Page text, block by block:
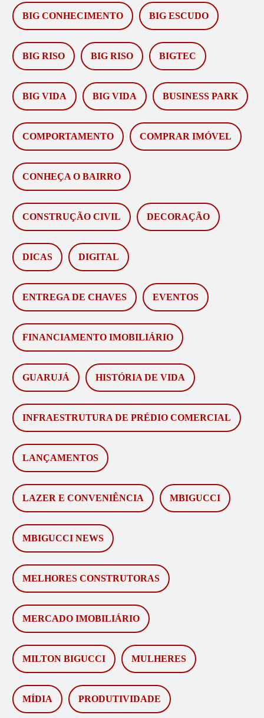
BIG CONHECIMENTO BIG ESCUDO
BIG RISO BIG RISO BIGTEC
BIG VIDA BIG VIDA BUSINESS PARK
COMPORTAMENTO COMPRAR IMÓVEL
CONHEÇA O BAIRRO
CONSTRUÇÃO CIVIL DECORAÇÃO
DICAS DIGITAL
ENTREGA DE CHAVES EVENTOS
FINANCIAMENTO IMOBILIÁRIO
GUARUJÁ HISTÓRIA DE VIDA
INFRAESTRUTURA DE PRÉDIO COMERCIAL
LANÇAMENTOS
LAZER E CONVENIÊNCIA MBIGUCCI
MBIGUCCI NEWS
MELHORES CONSTRUTORAS
MERCADO IMOBILIÁRIO
MILTON BIGUCCI MULHERES
MÍDIA PRODUTIVIDADE